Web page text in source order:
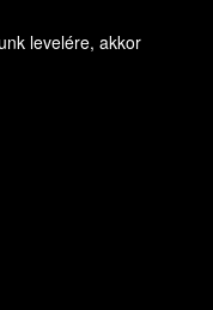
levelére, akkor